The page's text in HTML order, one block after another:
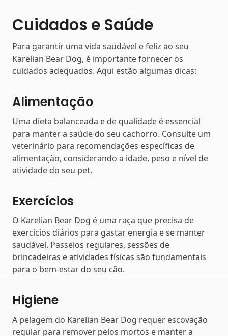
Cuidados e Saúde
Para garantir uma vida saudável e feliz ao seu
Karelian Bear Dog, é importante fornecer os
cuidados adequados. Aqui estão algumas dicas:
Alimentação
Uma dieta balanceada e de qualidade é essencial
para manter a saúde do seu cachorro. Consulte um
veterinário para recomendações específicas de
alimentação, considerando a idade, peso e nível de
atividade do seu pet.
Exercícios
O Karelian Bear Dog é uma raça que precisa de
exercícios diários para gastar energia e se manter
saudável. Passeios regulares, sessões de
brincadeiras e atividades físicas são fundamentais
para o bem-estar do seu cão.
Higiene
A pelagem do Karelian Bear Dog requer escovação
regular para remover pelos mortos e manter a